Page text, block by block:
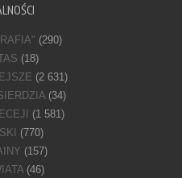
(290)
(18)
(2 631)
(34)
(1 581)
(770)
(157)
(46)